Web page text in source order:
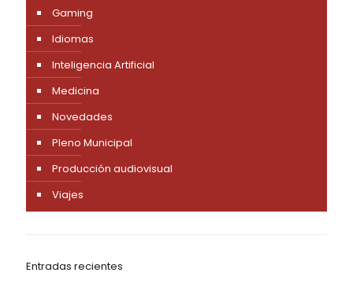
Gaming
Idiomas
Inteligencia Artificial
Medicina
Novedades
Pleno Municipal
Producción audiovisual
Viajes
Entradas recientes